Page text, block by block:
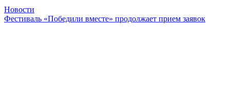
Новости
Фестиваль «Победили вместе» продолжает прием заявок